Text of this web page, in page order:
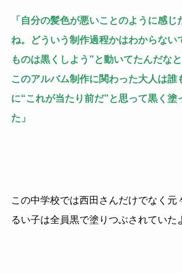
「自分の髪色が悪いことのように感
ね。どういう制作過程かはわからない
ものは黒くしよう”と動いてたんだな
このアルバム制作に関わった大人は誰
に“これが当たり前だ”と思って黒く塗
た」
この中学校では西田さんだけでなく元
るい子は全員黒で塗りつぶされていた